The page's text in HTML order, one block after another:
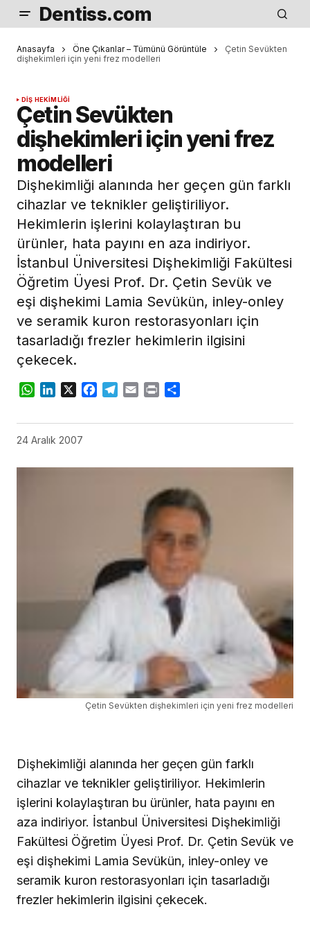
Dentiss.com
Anasayfa Öne Çıkanlar – Tümünü Görüntüle
Çetin Sevükten
dişhekimleri için yeni frez modelleri
DIŞ HEKIMLIĞI
Çetin Sevükten
dişhekimleri için yeni frez
modelleri
Dişhekimliği alanında her geçen gün farklı
cihazlar ve teknikler geliştiriliyor.
Hekimlerin işlerini kolaylaştıran bu
ürünler, hata payını en aza indiriyor.
İstanbul Üniversitesi Dişhekimliği Fakültesi
Öğretim Üyesi Prof. Dr. Çetin Sevük ve
eşi dişhekimi Lamia Sevükün, inley-onley
ve seramik kuron restorasyonları için
tasarladığı frezler hekimlerin ilgisini
çekecek.
WhatsApp
LinkedIn
X Facebook
Telegram
Email Print
24 Aralık 2007
Çetin Sevükten dişhekimleri için yeni frez modelleri
Dişhekimliği alanında her geçen gün farklı
cihazlar ve teknikler geliştiriliyor. Hekimlerin
işlerini kolaylaştıran bu ürünler, hata payını en
aza indiriyor. İstanbul Üniversitesi Dişhekimliği
Fakültesi Öğretim Üyesi Prof. Dr. Çetin Sevük ve
eşi dişhekimi Lamia Sevükün, inley-onley ve
seramik kuron restorasyonları için tasarladığı
frezler hekimlerin ilgisini çekecek.